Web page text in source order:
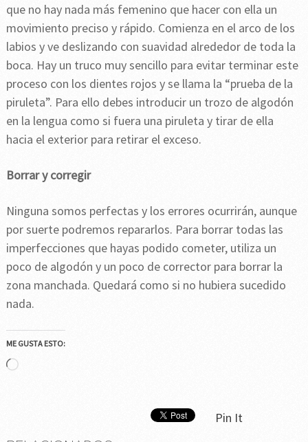
que no hay nada más femenino que hacer con ella un
movimiento preciso y rápido. Comienza en el arco de los
labios y ve deslizando con suavidad alrededor de toda la
boca. Hay un truco muy sencillo para evitar terminar este
proceso con los dientes rojos y se llama la “prueba de la
piruleta”. Para ello debes introducir un trozo de algodón
en la lengua como si fuera una piruleta y tirar de ella
hacia el exterior para retirar el exceso.
Borrar y corregir
Ninguna somos perfectas y los errores ocurrirán, aunque
por suerte podremos repararlos. Para borrar todas las
imperfecciones que hayas podido cometer, utiliza un
poco de algodón y un poco de corrector para borrar la
zona manchada. Quedará como si no hubiera sucedido
nada.
ME GUSTA ESTO:
Cargando...
Pin It